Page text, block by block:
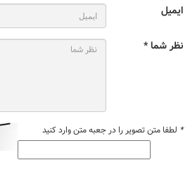
ایمیل
نظر شما *
* لطفا متن تصویر را در جعبه متن وارد کنید